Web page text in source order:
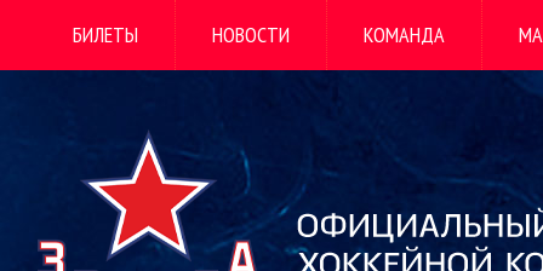
БИЛЕТЫ НОВОСТИ КОМАНДА